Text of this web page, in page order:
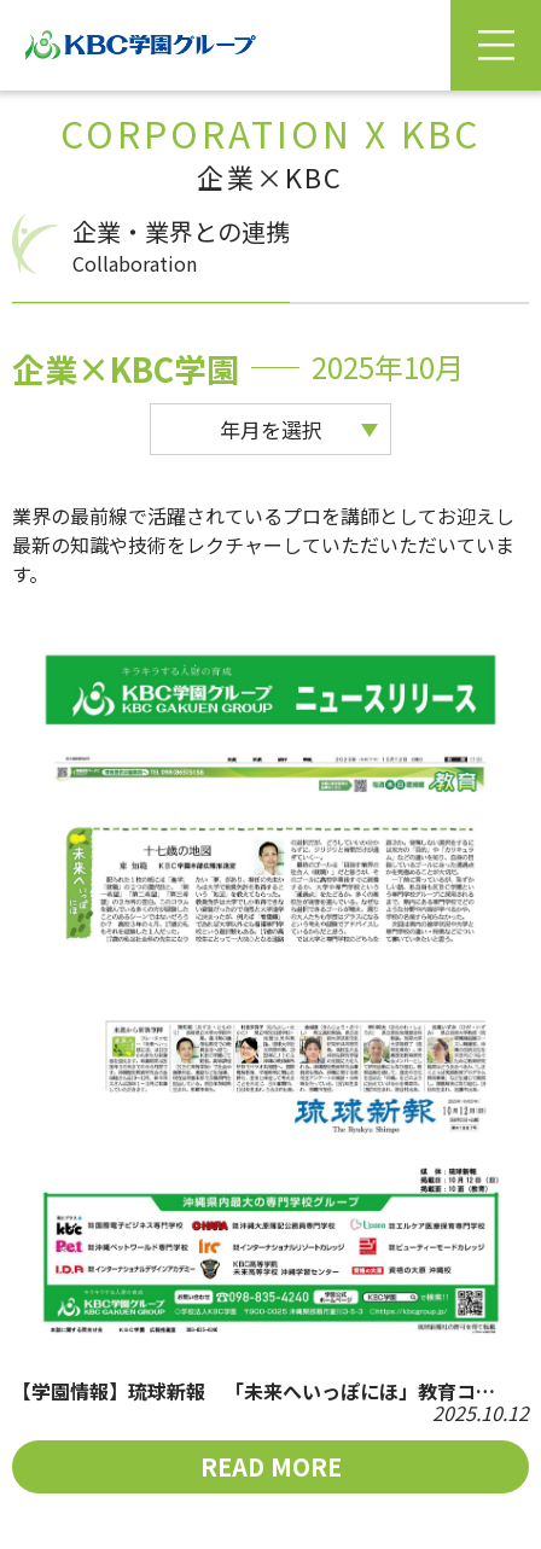
CORPORATION X KBC
企業×KBC
企業・業界との連携
Collaboration
企業×KBC学園 2025年10月
年月を選択
業界の最前線で活躍されているプロを講師としてお迎えし
最新の知識や技術をレクチャーしていただいただいていま
す。
【学園情報】琉球新報 「未来へいっぽにほ」教育コ…
2025.10.12
READ MORE